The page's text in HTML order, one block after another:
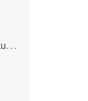
Voděodolné potahy na pohovku se vzorem